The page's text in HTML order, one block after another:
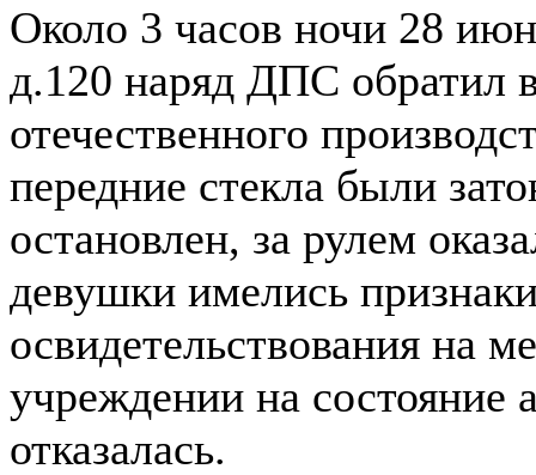
Около 3 часов ночи 28
д.120 наряд ДПС обратил
отечественного
передние стекла были
остановлен, за рулем
девушки имелись
освидетельствования на
учреждении на состояние
отказалась.